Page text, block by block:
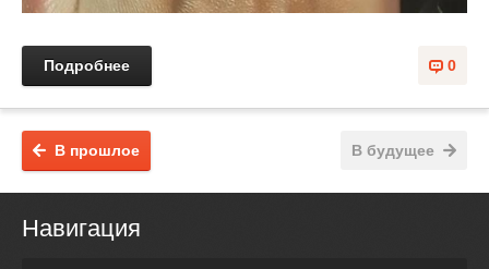
0
Подробнее
В будущее
В прошлое
Навигация